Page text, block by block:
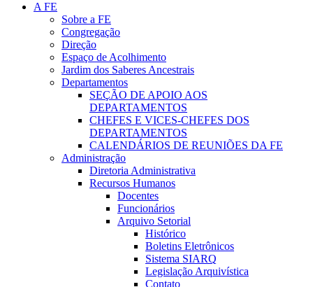
A FE
Sobre a FE
Congregação
Direção
Espaço de Acolhimento
Jardim dos Saberes Ancestrais
Departamentos
SEÇÃO DE APOIO AOS
DEPARTAMENTOS
CHEFES E VICES-CHEFES DOS
DEPARTAMENTOS
CALENDÁRIOS DE REUNIÕES DA FE
Administração
Diretoria Administrativa
Recursos Humanos
Docentes
Funcionários
Arquivo Setorial
Histórico
Boletins Eletrônicos
Sistema SIARQ
Legislação Arquivística
Contato